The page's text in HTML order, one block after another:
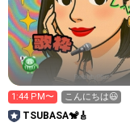
1:44 PM〜 こんにちは😃
TSUBASA🐒🎸